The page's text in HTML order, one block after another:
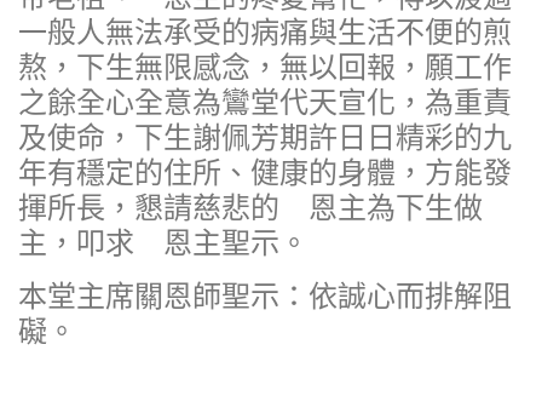
一般人無法承受的病痛與生活不便的煎
熬，下生無限感念，無以回報，願工作
之餘全心全意為鸞堂代天宣化，為重責
及使命，下生謝佩芳期許日日精彩的九
年有穩定的住所、健康的身體，方能發
揮所長，懇請慈悲的 恩主為下生做
主，叩求 恩主聖示。
本堂主席關恩師聖示：依誠心而排解阻
礙。